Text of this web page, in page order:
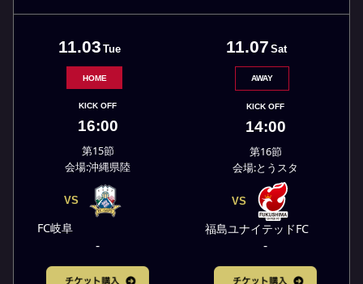
11.03 Tue
HOME
KICK OFF
16:00
第15節
会場:沖縄県陸
VS
FC岐阜
-
11.07 Sat
AWAY
KICK OFF
14:00
第16節
会場:とうスタ
VS
福島ユナイテッドFC
-